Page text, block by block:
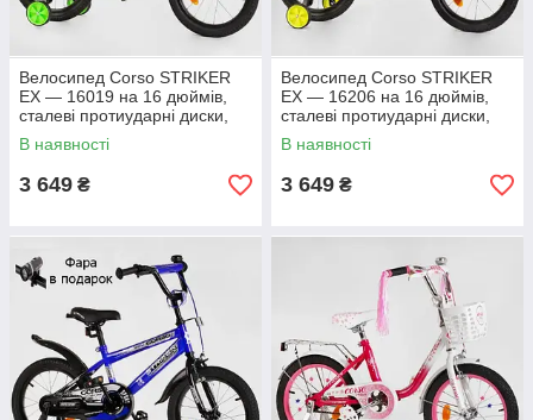
Велосипед Corso STRIKER
EX — 16019 на 16 дюймів,
сталеві протиударні диски,
ручне гальмо, дод. колеса
В наявності
3 649 ₴
Велосипед Corso STRIKER
EX — 16206 на 16 дюймів,
сталеві протиударні диски,
ручне гальмо, дод. колеса
В наявності
3 649 ₴